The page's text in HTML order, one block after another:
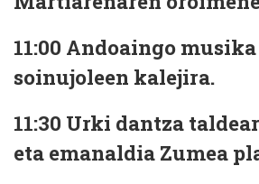
11:00 Andoaingo
soinujoleen kalejira.
11:30 Urki dantza
eta emanaldia Zumea